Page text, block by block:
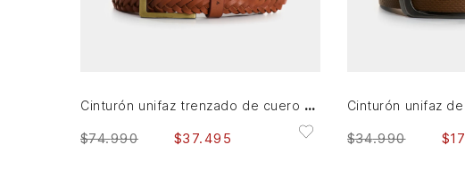
Cinturón unifaz trenzado de cuero para hombre Atlas
$74.990 $37.495 $34.990 $17